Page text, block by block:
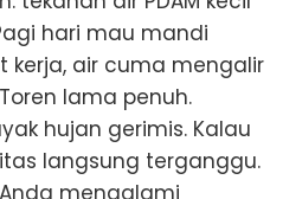
hari mau mandi
kerja, air cuma mengalir
lama penuh.
hujan gerimis. Kalau
langsung terganggu.